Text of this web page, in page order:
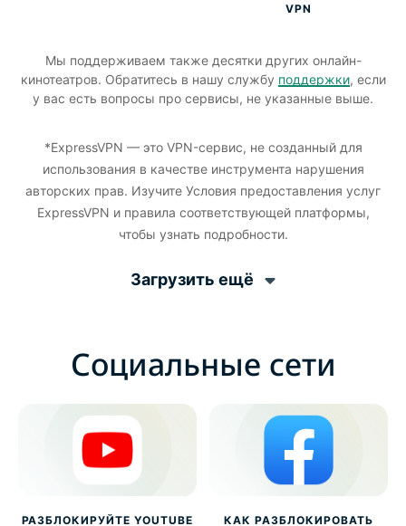
VPN
Мы поддерживаем также десятки других онлайн-
кинотеатров. Обратитесь в нашу службу поддержки, если
у вас есть вопросы про сервисы, не указанные выше.
*ExpressVPN — это VPN-сервис, не созданный для
использования в качестве инструмента нарушения
авторских прав. Изучите Условия предоставления услуг
ExpressVPN и правила соответствующей платформы,
чтобы узнать подробности.
Загрузить ещё
Социальные сети
РАЗБЛОКИРУЙТЕ YOUTUBE
КАК РАЗБЛОКИРОВАТЬ